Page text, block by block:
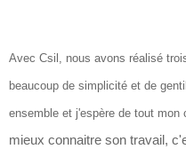
Avec Csil, nous avons réalisé
beaucoup de simplicité et de
ensemble et j'espère de tout mon
mieux connaitre son travail,